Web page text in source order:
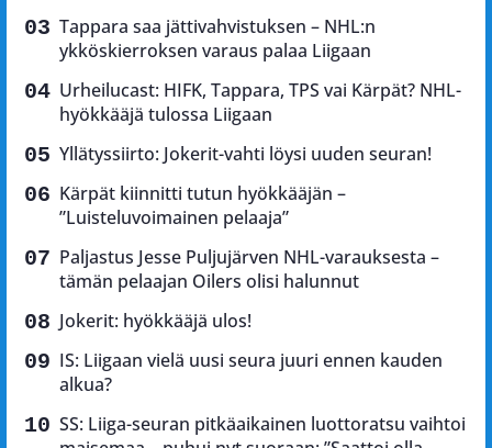
Tappara saa jättivahvistuksen – NHL:n
ykköskierroksen varaus palaa Liigaan
Urheilucast: HIFK, Tappara, TPS vai Kärpät? NHL-
hyökkääjä tulossa Liigaan
Yllätyssiirto: Jokerit-vahti löysi uuden seuran!
Kärpät kiinnitti tutun hyökkääjän –
”Luisteluvoimainen pelaaja”
Paljastus Jesse Puljujärven NHL-varauksesta –
tämän pelaajan Oilers olisi halunnut
Jokerit: hyökkääjä ulos!
IS: Liigaan vielä uusi seura juuri ennen kauden
alkua?
SS: Liiga-seuran pitkäaikainen luottoratsu vaihtoi